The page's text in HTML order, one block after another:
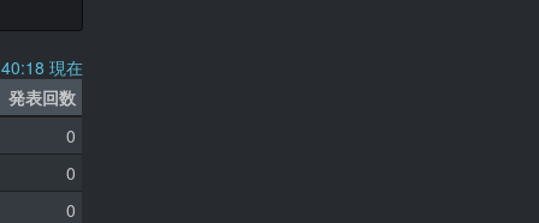
現在
発表回数
0
0
0